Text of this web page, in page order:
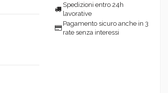
Spedizioni entro 24h
lavorative
Pagamento sicuro anche in 3
rate senza interessi